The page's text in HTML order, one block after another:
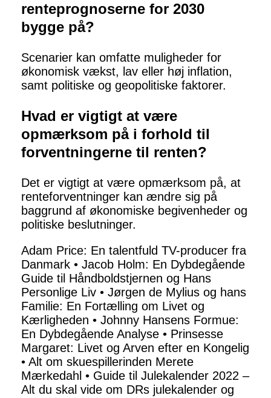
renteprognoserne for 2030
bygge på?
Scenarier kan omfatte muligheder for
økonomisk vækst, lav eller høj inflation,
samt politiske og geopolitiske faktorer.
Hvad er vigtigt at være
opmærksom på i forhold til
forventningerne til renten?
Det er vigtigt at være opmærksom på, at
renteforventninger kan ændre sig på
baggrund af økonomiske begivenheder og
politiske beslutninger.
Adam Price: En talentfuld TV-producer fra
Danmark • Jacob Holm: En Dybdegående
Guide til Håndboldstjernen og Hans
Personlige Liv • Jørgen de Mylius og hans
Familie: En Fortælling om Livet og
Kærligheden • Johnny Hansens Formue:
En Dybdegående Analyse • Prinsesse
Margaret: Livet og Arven efter en Kongelig
• Alt om skuespillerinden Merete
Mærkedahl • Guide til Julekalender 2022 –
Alt du skal vide om DRs julekalender og